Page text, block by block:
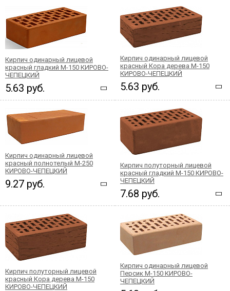
Кирпич одинарный лицевой
красный гладкий М-150 КИРОВО-
ЧЕПЕЦКИЙ
5.63 руб.
Кирпич одинарный лицевой
красный Кора дерева М-150
КИРОВО-ЧЕПЕЦКИЙ
5.63 руб.
Кирпич одинарный лицевой
красный полнотелый М-250
КИРОВО-ЧЕПЕЦКИЙ
9.27 руб.
Кирпич полуторный лицевой
красный гладкий М-150 КИРОВО-
ЧЕПЕЦКИЙ
7.68 руб.
Кирпич полуторный лицевой
красный Кора дерева М-150
КИРОВО-ЧЕПЕЦКИЙ
Кирпич одинарный лицевой
Персик М-150 КИРОВО-
ЧЕПЕЦКИЙ